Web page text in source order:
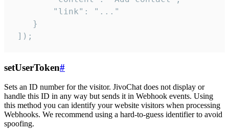
        "link": "..."
    }
]);
setUserToken#
Sets an ID number for the visitor. JivoChat does not display or
handle this ID in any way but sends it in Webhook events. Using
this method you can identify your website visitors when processing
Webhooks. We recommend using a hard-to-guess identifier to avoid
spoofing.